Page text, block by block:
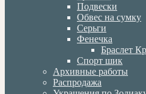
Подвески
Обвес на сумку
Серьги
Фенечка
Браслет
Спорт шик
Архивные работы
Распродажа